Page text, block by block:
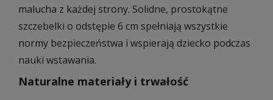
malucha z każdej strony. Solidne, prostokątne
szczebelki o odstępie 6 cm spełniają wszystkie
normy bezpieczeństwa i wspierają dziecko podczas
nauki wstawania.
Naturalne materiały i trwałość